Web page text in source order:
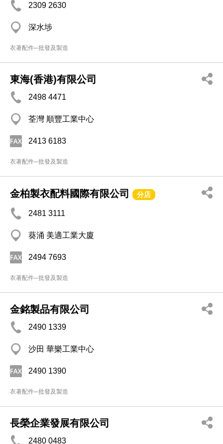
2309 2630
深水埗
衣著配件─批發及製造
東海(香港)有限公司
2498 4471
荃灣 順豐工業中心
2413 6183
衣著配件─批發及製造
金柏製衣配料國際有限公司 分店
2481 3111
葵涌 美適工業大廈
2494 7693
衣著配件─批發及製造
金銘製品有限公司
2490 1339
沙田 華樂工業中心
2490 1390
衣著配件─批發及製造
長榮企業發展有限公司
2480 0483